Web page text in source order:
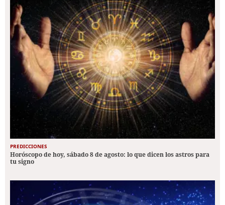
PREDICCIONES
Horóscopo de hoy, sábado 8 de agosto: lo que dicen los astros para
tu signo